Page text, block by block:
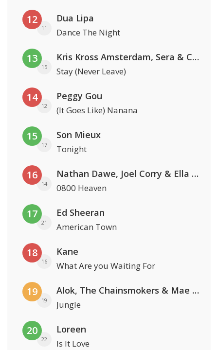
12
11
Dua Lipa
Dance The Night
13
15
Kris Kross Amsterdam, Sera & Conor Maynard
Stay (Never Leave)
14
12
Peggy Gou
(It Goes Like) Nanana
15
17
Son Mieux
Tonight
16
14
Nathan Dawe, Joel Corry & Ella Henderson
0800 Heaven
17
21
Ed Sheeran
American Town
18
16
Kane
What Are you Waiting For
19
19
Alok, The Chainsmokers & Mae Stephens
Jungle
20
22
Loreen
Is It Love